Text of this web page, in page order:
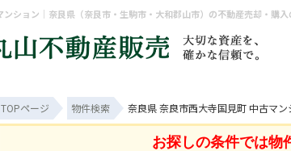
TOPページ 物件検索 奈良県 奈良市西大寺国見町 中古マ
お探しの条件では物